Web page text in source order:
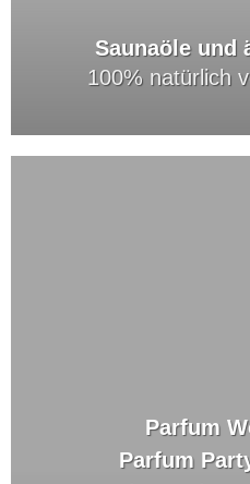
Saunaöle und
100% natürlich
Parfum
Parfum